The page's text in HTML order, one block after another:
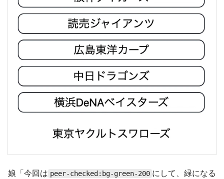
娘「今回は peer-checked:bg-green-200 にして、緑になる